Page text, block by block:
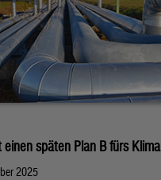
einen späten Plan B fürs Klima
2025